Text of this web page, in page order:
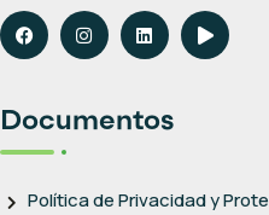
Documentos
Política de Privacidad y